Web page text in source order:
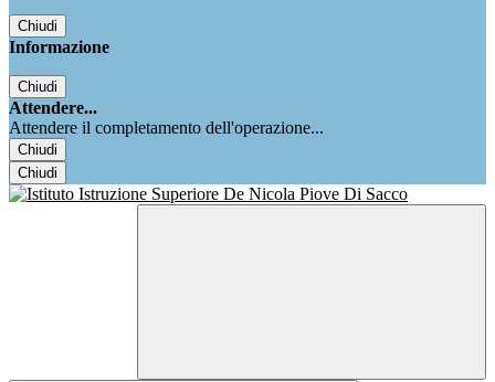
Chiudi
Informazione
Chiudi
Attendere...
Attendere il completamento dell'operazione...
Chiudi
Chiudi